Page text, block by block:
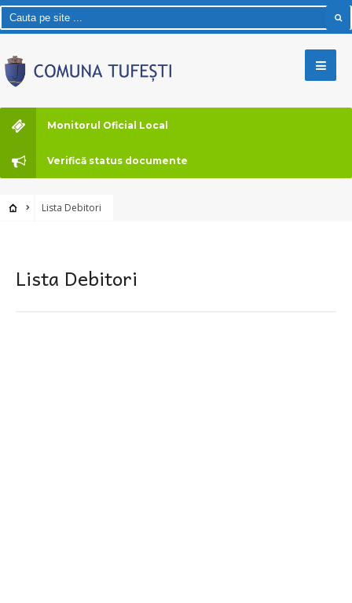
Monitorul Oficial Local
Verifică status documente
Lista Debitori
Lista Debitori